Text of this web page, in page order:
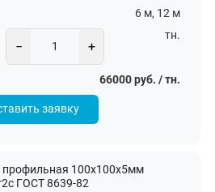
6 м, 12 м
− +
тн.
66000 руб. / тн.
заявку
профильная 100х100х5мм
ГОСТ 8639-82